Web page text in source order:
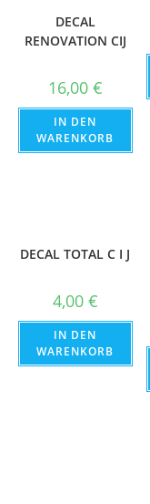
DECAL
RENOVATION CIJ
16,00 €
IN DEN
WARENKORB
DECAL TOTAL C I J
4,00 €
IN DEN
WARENKORB